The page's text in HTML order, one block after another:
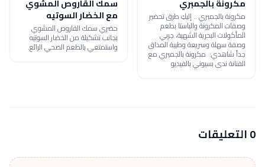
مكرونة بالجمبري
مكرونة بالجمبري .. إليكِ طرق تحضير
وصفات المكرونة والباستا بطعم
المأكولات البحرية الشهية، جربي
وصفة سهلة وسريعة وطيبة المذاق
جداً شاهدي: مكرونة بالجمبري مع
الفنانة ندى بسيوني بالفيديو
سمك القاروص المشوي
مع الخضار السوتيه
حضري سمك القاروص المشوي
بجانب تشكيلة من الخضار السوتيه
واستمتعي بالطعم الصحي الرائع.
0 التعليقات